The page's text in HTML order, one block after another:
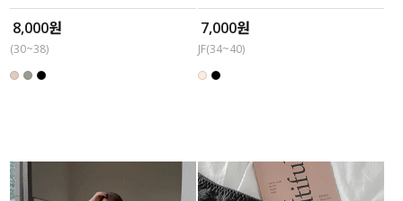
8,000원
(30~38)
7,000원
JF(34~40)